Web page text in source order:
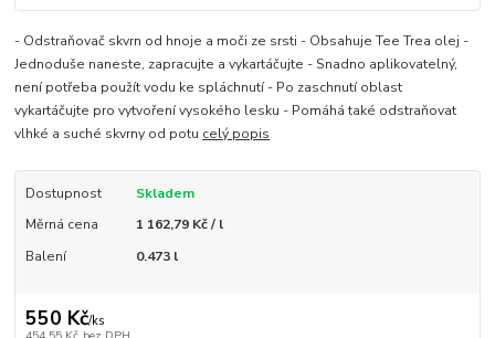
- Odstraňovač skvrn od hnoje a moči ze srsti - Obsahuje Tee Trea olej -
Jednoduše naneste, zapracujte a vykartáčujte - Snadno aplikovatelný,
není potřeba použít vodu ke spláchnutí - Po zaschnutí oblast
vykartáčujte pro vytvoření vysokého lesku - Pomáhá také odstraňovat
vlhké a suché skvrny od potu celý popis
Dostupnost
Skladem
Měrná cena
1 162,79 Kč / l
Balení
0.473 l
550 Kč/ks